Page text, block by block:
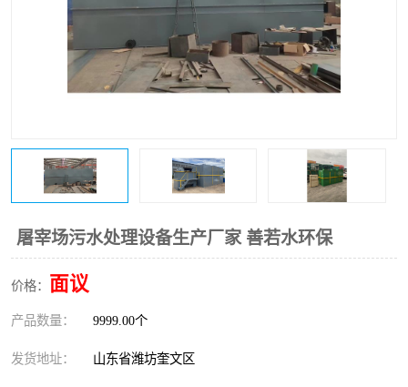
屠宰场污水处理设备生产厂家 善若水环保
价格： 面议
产品数量： 9999.00个
发货地址： 山东省潍坊奎文区
养殖污水处理设备 屠宰污水处理设备
一体化污水处理设备 食品制造业污水处理设备
医院辐射污水衰变池